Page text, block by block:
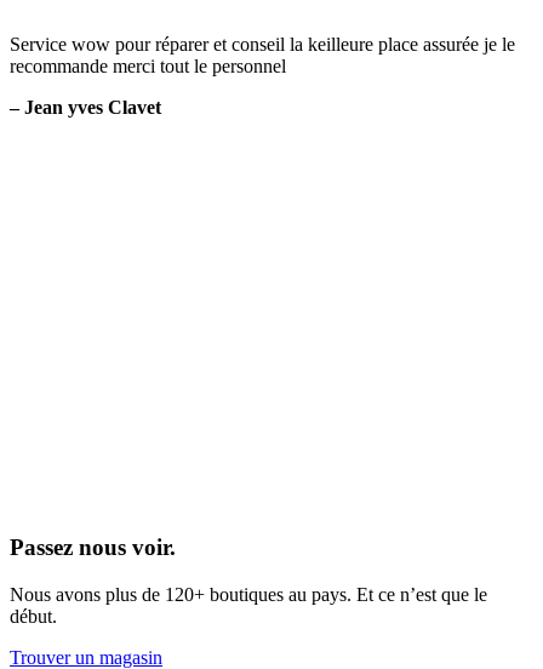
Service wow pour réparer et conseil la keilleure place assurée je le
recommande merci tout le personnel
– Jean yves Clavet
Passez nous voir.
Nous avons plus de 120+ boutiques au pays. Et ce n’est que le
début.
Trouver un magasin